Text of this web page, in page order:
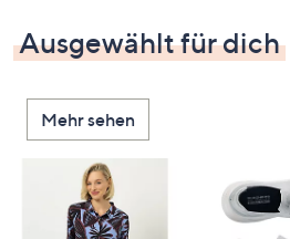
oben
und
nach
unten
oder
Ausgewählt für dich
Mehr sehen